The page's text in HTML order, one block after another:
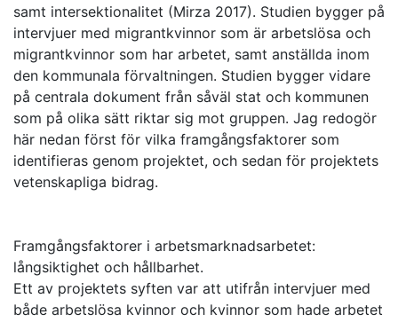
samt intersektionalitet (Mirza 2017). Studien bygger på
intervjuer med migrantkvinnor som är arbetslösa och
migrantkvinnor som har arbetet, samt anställda inom
den kommunala förvaltningen. Studien bygger vidare
på centrala dokument från såväl stat och kommunen
som på olika sätt riktar sig mot gruppen. Jag redogör
här nedan först för vilka framgångsfaktorer som
identifieras genom projektet, och sedan för projektets
vetenskapliga bidrag.
Framgångsfaktorer i arbetsmarknadsarbetet:
långsiktighet och hållbarhet.
Ett av projektets syften var att utifrån intervjuer med
både arbetslösa kvinnor och kvinnor som hade arbetet